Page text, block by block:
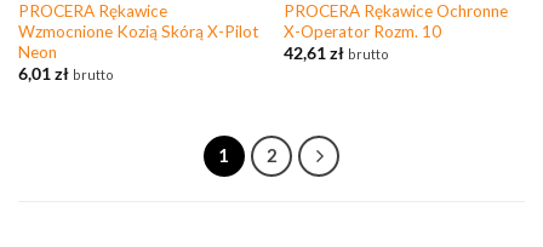
PROCERA Rękawice
Wzmocnione Kozią Skórą X-Pilot
Neon
6,01zł brutto
PROCERA Rękawice Ochronne
X-Operator Rozm. 10
42,61zł brutto
1 2